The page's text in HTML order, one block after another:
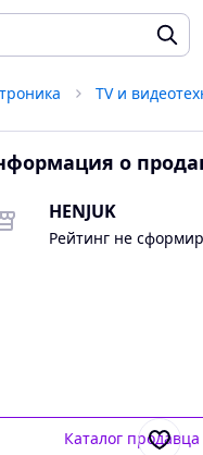
TV и
о
HENJUK
Рейтинг не
Каталог продавца